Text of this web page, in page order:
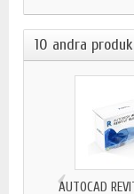
10 andra
AUTOCAD
‹